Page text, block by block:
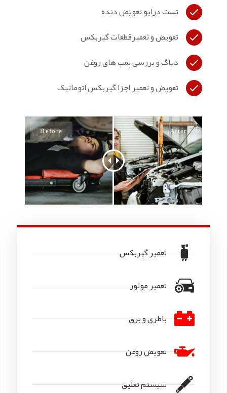
تست درایو تعویض دنده
تعویض و تعمیرقطعات گیربکس
دیاگ و بررسی پمپ های روغن
تعویض و تعمیر اجزا گیربکس اتوماتیک
تعمیر گیربکس
تعمیر موتور
باطری و برق
تعویض روغن
سیستم تعلیق